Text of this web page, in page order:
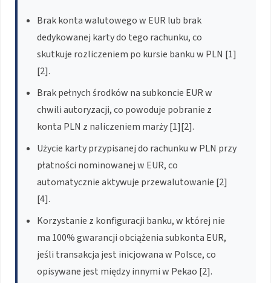
Brak konta walutowego w EUR lub brak
dedykowanej karty do tego rachunku, co
skutkuje rozliczeniem po kursie banku w PLN [1]
[2].
Brak pełnych środków na subkoncie EUR w
chwili autoryzacji, co powoduje pobranie z
konta PLN z naliczeniem marży [1][2].
Użycie karty przypisanej do rachunku w PLN przy
płatności nominowanej w EUR, co
automatycznie aktywuje przewalutowanie [2]
[4].
Korzystanie z konfiguracji banku, w której nie
ma 100% gwarancji obciążenia subkonta EUR,
jeśli transakcja jest inicjowana w Polsce, co
opisywane jest między innymi w Pekao [2].